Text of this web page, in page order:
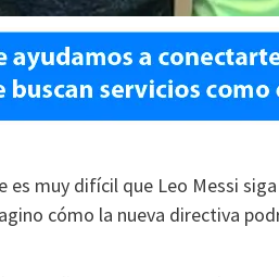
es muy difícil que Leo Messi
cómo la nueva directiva